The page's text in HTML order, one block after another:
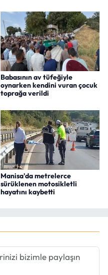
Babasının av tüfeğiyle
oynarken kendini vuran çocuk
toprağa verildi
Manisa'da metrelerce
sürüklenen motosikletli
hayatını kaybetti